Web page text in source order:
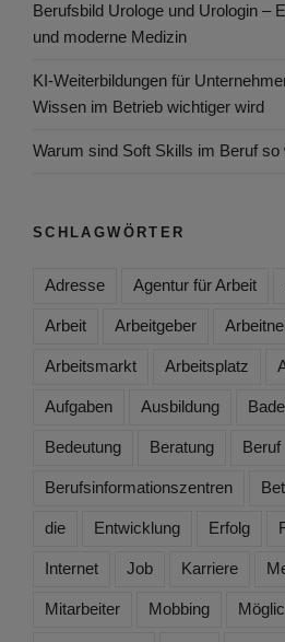
Berufsbild Urologe und Urologin –
und moderne Medizin
KI-Weiterbildungen für
Wissen im Betrieb wichtiger wird
Warum sind Soft Skills im Beruf so
SCHLAGWÖRTER
Adresse Agentur für Arbeit
Arbeit Arbeitgeber
Arbeitsmarkt Arbeitsplatz
Aufgaben Ausbildung
Bedeutung Beratung Beruf
Berufsinformationszentren
die Entwicklung Erfolg
Internet Job Karriere
Mitarbeiter Mobbing